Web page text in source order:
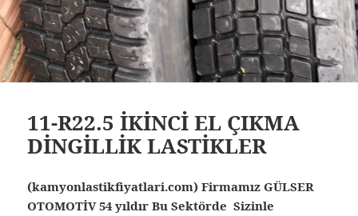
11-R22.5 İKİNCİ EL ÇIKMA
DİNGİLLİK LASTİKLER
(kamyonlastikfiyatlari.com) Firmamız GÜLSER
OTOMOTİV 54 yıldır Bu Sektörde Sizinle